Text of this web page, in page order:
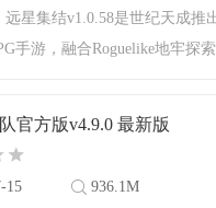
远星集结v1.0.58是世纪天成推
手游，融合Roguelike地牢探
官方版v4.9.0 最新版
15 936.1M